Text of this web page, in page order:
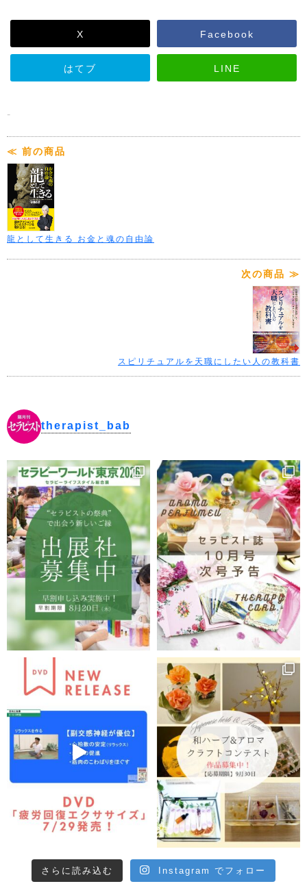
X Facebook
はてブ LINE
-
≪ 前の商品
龍として生きる お金と魂の自由論
次の商品 ≫
スピリチュアルを天職にしたい人の教科書
therapist_bab
さらに読み込む Instagram でフォロー